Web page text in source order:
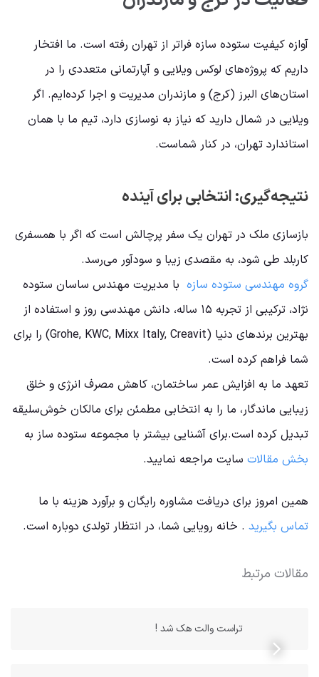
آوازه کیفیت ستوده سازه فراتر از تهران رفته است. ما افتخار
داریم که پروژه‌های لوکس ویلایی و آپارتمانی متعددی را در
استان‌های البرز (کرج) و مازندران مدیریت و اجرا کرده‌ایم. اگر
ویلایی در شمال دارید که نیاز به نوسازی دارد، تیم ما با همان
استاندارد تهران، در کنار شماست.
نتیجه‌گیری: انتخابی برای آینده
بازسازی ملک در تهران یک سفر پرچالش است که اگر با همسفری
کاربلد طی شود، به مقصدی زیبا و سودآور می‌رسد.
گروه مهندسی ستوده سازه با مدیریت مهندس ساسان ستوده
نژاد، ترکیبی از تجربه ۱۵ ساله، دانش مهندسی روز و استفاده از
بهترین برندهای دنیا (Grohe, KWC, Mixx Italy, Creavit) را برای
شما فراهم کرده است.
تعهد ما به افزایش عمر ساختمان، کاهش مصرف انرژی و خلق
زیبایی ماندگار، ما را به انتخابی مطمئن برای مالکان خوش‌سلیقه
تبدیل کرده است.برای آشنایی بیشتر با مجموعه ستوده ساز به
بخش مقالات سایت مراجعه نمایید.
همین امروز برای دریافت مشاوره رایگان و برآورد هزینه با ما
تماس بگیرید . خانه رویایی شما، در انتظار تولدی دوباره است.
مقالات مرتبط
تراست والت هک شد !